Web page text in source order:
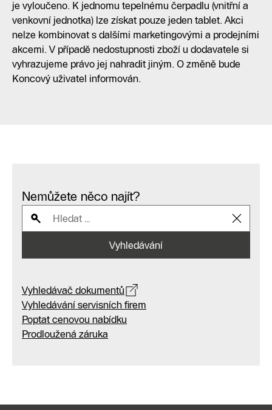
je vyloučeno. K jednomu tepelnému čerpadlu (vnitřní a
venkovní jednotka) lze získat pouze jeden tablet. Akci
nelze kombinovat s dalšími marketingovými a prodejními
akcemi. V případě nedostupnosti zboží u dodavatele si
vyhrazujeme právo jej nahradit jiným. O změně bude
Koncový uživatel informován.
Nemůžete něco najít?
Vyhledávání
Vyhledávač dokumentů
Vyhledávání servisních firem
Poptat cenovou nabídku
Prodloužená záruka